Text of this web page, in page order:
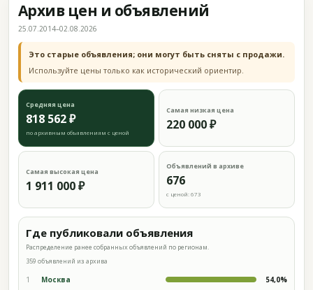
Архив цен и объявлений
25.07.2014–02.08.2026
Это старые объявления; они могут быть сняты с продажи.
Используйте цены только как исторический ориентир.
Средняя цена
818 562 ₽
по архивным объявлениям с ценой
Самая низкая цена
220 000 ₽
Самая высокая цена
1 911 000 ₽
Объявлений в архиве
676
с ценой: 673
Где публиковали объявления
Распределение ранее собранных объявлений по регионам.
359 объявлений из архива
1 Москва 54,0%